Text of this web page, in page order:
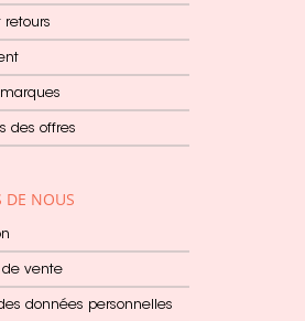
retours
marques
des offres
DE NOUS
de vente
données personnelles